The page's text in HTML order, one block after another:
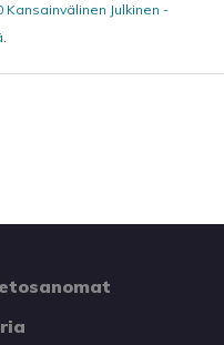
Kansainvälinen Julkinen -
.